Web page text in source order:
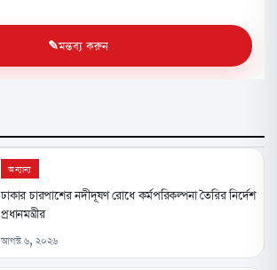
মন্তব্য করুন
অন্যান্য
ঢাকার চারপাশের নদীদূষণ রোধে কর্মপরিকল্পনা তৈরির নির্দেশ
প্রধানমন্ত্রীর
আগস্ট ৬, ২০২৬